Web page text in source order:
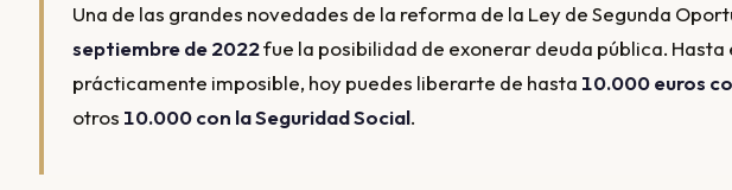
Una de las grandes novedades de la reforma de la Ley de Segunda
septiembre de 2022fue la posibilidad de exonerar deuda pública. Hasta
prácticamente imposible, hoy puedes liberarte de hasta 10.000 euros
otros 10.000 con la Seguridad Social.